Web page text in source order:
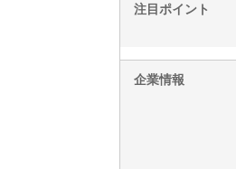
注目ポイント
企業情報